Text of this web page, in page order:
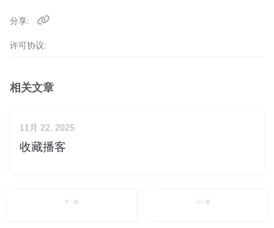
许可协议:
分享
相关文章
11月 22, 2025
收藏播客
下一篇 上一篇